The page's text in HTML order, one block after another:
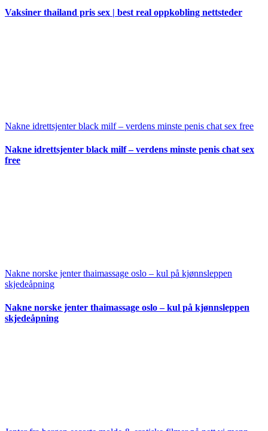
Vaksiner thailand pris sex | best real oppkobling nettsteder
Nakne idrettsjenter black milf – verdens minste penis chat sex free
Nakne idrettsjenter black milf – verdens minste penis chat sex
free
Nakne norske jenter thaimassage oslo – kul på kjønnsleppen
skjedeåpning
Nakne norske jenter thaimassage oslo – kul på kjønnsleppen
skjedeåpning